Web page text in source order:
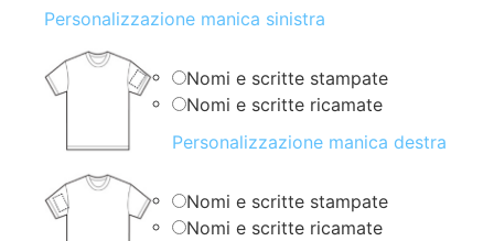
Personalizzazione manica sinistra
Nomi e scritte stampate
Nomi e scritte ricamate
Personalizzazione manica destra
Nomi e scritte stampate
Nomi e scritte ricamate